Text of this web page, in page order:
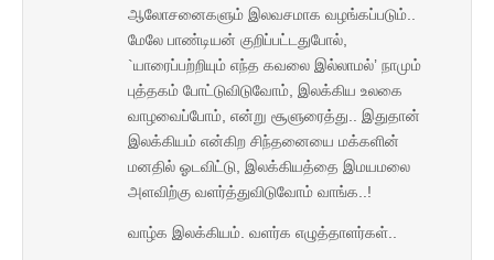
ஆலோசனைகளும் இலவசமாக வழங்கப்படும்..
மேலே பாண்டியன் குறிப்பட்டதுபோல்,
`யாரைப்பற்றியும் எந்த கவலை இல்லாமல்’ நாமும்
புத்தகம் போட்டுவிடுவோம், இலக்கிய உலகை
வாழவைப்போம், என்று சூளுரைத்து.. இதுதான்
இலக்கியம் என்கிற சிந்தனையை மக்களின்
மனதில் ஓடவிட்டு, இலக்கியத்தை இமயமலை
அளவிற்கு வளர்த்துவிடுவோம் வாங்க..!
வாழ்க இலக்கியம். வளர்க எழுத்தாளர்கள்..